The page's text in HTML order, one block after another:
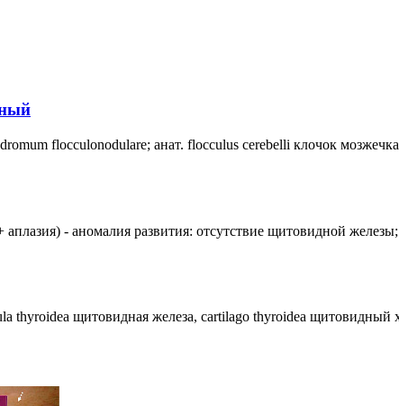
flocculonodulare; анат. flocculus cerebelli клочок
аплазия) - аномалия развития: отсутствие щитовидной
thyroidea щитовидная железа, cartilago thyroidea